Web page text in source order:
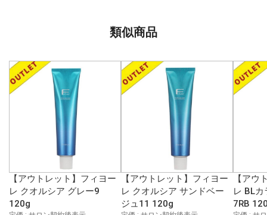
類似商品
【アウトレット】フィヨー
レ クオルシア グレー9
120g
【アウトレット】フィヨー
レ クオルシア サンドベー
ジュ11 120g
【アウ
レ BL
7RB